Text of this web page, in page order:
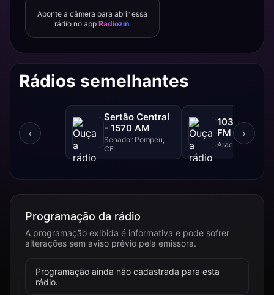
Aponte a câmera para abrir essa
rádio no app Radiozin.
Rádios semelhantes
‹
Sertão Central
- 1570 AM
Senador Pompeu,
CE
103 FM -
FM
Aracajú, SE
›
Programação da rádio
A programação exibida é informativa e pode sofrer
alterações sem aviso prévio pela emissora.
Programação ainda não cadastrada para esta
rádio.